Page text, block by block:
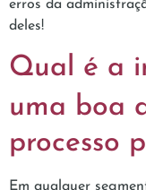
erros da
deles!
Qual é a
uma boa
processo
Em qualquer